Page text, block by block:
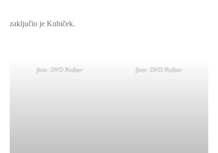
zaključio je Kubiček.
foto: DVD Nuštar foto: DVD Nuštar